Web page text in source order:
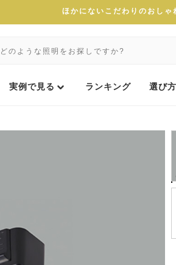
ほかにないこだわりのおしゃ
実例で見る ランキング 選び